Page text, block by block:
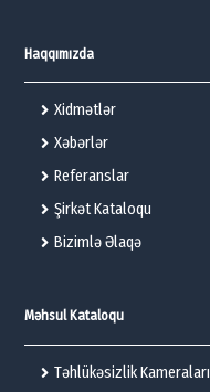
Haqqımızda
Xidmətlər
Xəbərlər
Referanslar
Şirkət Kataloqu
Bizimlə Əlaqə
Məhsul Kataloqu
Təhlükəsizlik Kameraları